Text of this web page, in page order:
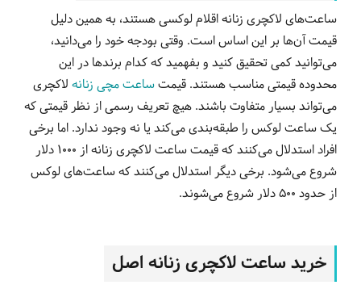
ساعت‌های لاکچری زنانه اقلام لوکسی هستند، به همین دلیل
قیمت آن‌ها بر این اساس است. وقتی بودجه خود را می‌دانید،
می‌توانید کمی تحقیق کنید و بفهمید که کدام برندها در این
محدوده قیمتی مناسب هستند. قیمتساعت مچی زنانه لاکچری
می‌تواند بسیار متفاوت باشند. هیچ تعریف رسمی از نظر قیمتی که
یک ساعت لوکس را طبقه‌بندی می‌کند یا نه وجود ندارد. اما برخی
افراد استدلال می‌کنند که قیمت ساعت لاکچری زنانه از 1000 دلار
شروع می‌شود. برخی دیگر استدلال می‌کنند که ساعت‌های لوکس
از حدود 500 دلار شروع می‌شوند.
خرید ساعت لاکچری زنانه اصل